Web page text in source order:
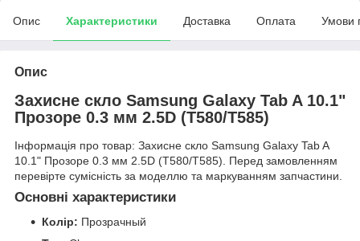
Опис Характеристики Доставка Оплата Умови
Опис
Захисне скло Samsung Galaxy Tab A 10.1"
Прозоре 0.3 мм 2.5D (T580/T585)
Інформація про товар: Захисне скло Samsung Galaxy Tab A
10.1" Прозоре 0.3 мм 2.5D (T580/T585). Перед замовленням
перевірте сумісність за моделлю та маркуванням запчастини.
Основні характеристики
Колір: Прозрачный